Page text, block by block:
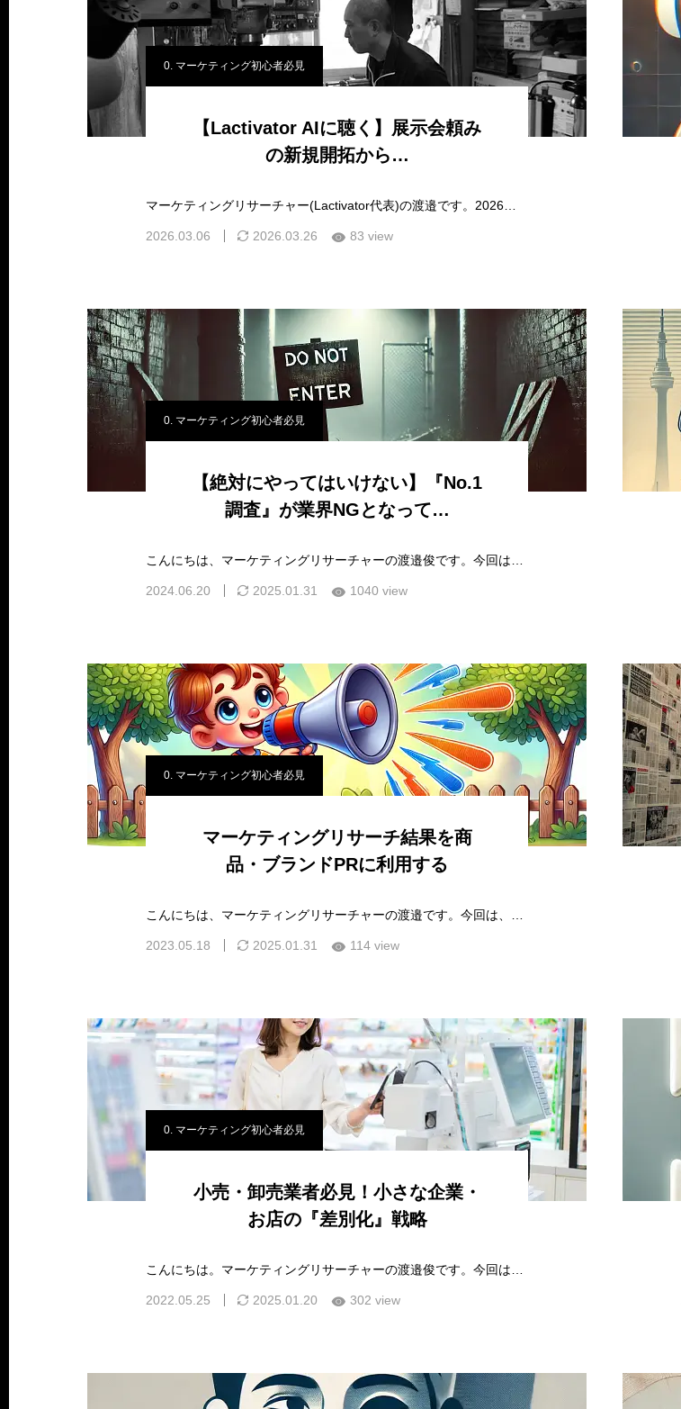
0. マーケティング初心者必見
【Lactivator AIに聴く】展示会頼み
の新規開拓から…
2026.03.06 2026.03.26 83 view
0. マーケティング初心者必見
【絶対にやってはいけない】『No.1
調査』が業界NGとなって…
2024.06.20 2025.01.31 1040 view
0. マーケティング初心者必見
マーケティングリサーチ結果を商
品・ブランドPRに利用する
2023.05.18 2025.01.31 114 view
0. マーケティング初心者必見
小売・卸売業者必見！小さな企業・
お店の『差別化』戦略
2022.05.25 2025.01.20 302 view